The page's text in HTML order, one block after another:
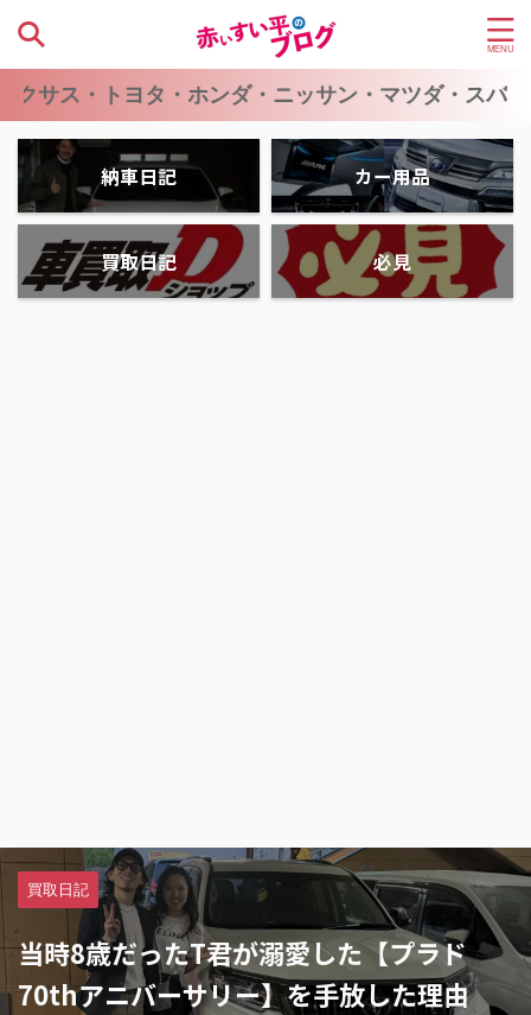
トヨタ・ホンダ・ニッサン・マツダ・スバル・ス
納車日記 カー用品
買取日記 必見
買取日記
当時8歳だったT君が溺愛した【プラド
70thアニバーサリー】を手放した理由